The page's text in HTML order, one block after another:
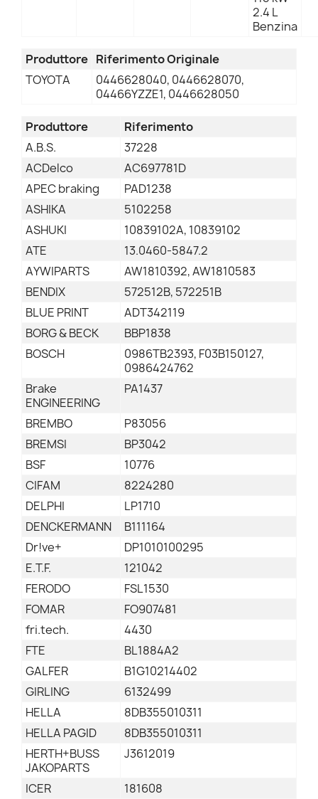
2.4 L
Benzina
Produttore Riferimento Originale
TOYOTA
0446628040, 0446628070,
04466YZZE1, 0446628050
Produttore
Riferimento
A.B.S.
37228
ACDelco
AC697781D
APEC braking
PAD1238
ASHIKA
5102258
ASHUKI
10839102A, 10839102
ATE
13.0460-5847.2
AYWIPARTS
AW1810392, AW1810583
BENDIX
572512B, 572251B
BLUE PRINT
ADT342119
BORG & BECK
BBP1838
BOSCH
0986TB2393, F03B150127,
0986424762
Brake
ENGINEERING
PA1437
BREMBO
P83056
BREMSI
BP3042
BSF
10776
CIFAM
8224280
DELPHI
LP1710
DENCKERMANN
B111164
Dr!ve+
DP1010100295
E.T.F.
121042
FERODO
FSL1530
FOMAR
FO907481
fri.tech.
4430
FTE
BL1884A2
GALFER
B1G10214402
GIRLING
6132499
HELLA
8DB355010311
HELLA PAGID
8DB355010311
HERTH+BUSS
JAKOPARTS
J3612019
ICER
181608